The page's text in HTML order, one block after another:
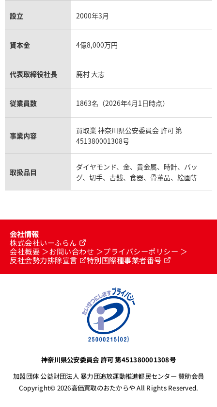
設立 2000年3月
資本金 4億8,000万円
代表取締役社長 鹿村 大志
従業員数 1863名（2026年4月1日時点）
事業内容
買取業 神奈川県公安委員会 許可 第
451380001308号
取扱品目
ダイヤモンド、金、貴金属、時計、バッ
グ、切手、古銭、食器、骨董品、絵画等
会社情報
株式会社いーふらん
会社概要
お問い合わせ
プライバシーポリシー
反社会勢力排除宣言
特別国際種事業者番号
神奈川県公安委員会 許可 第451380001308号
加盟団体 公益財団法人 暴力団追放運動推進都民センター 賛助会員
Copyright© 2026高価買取のおたからや All Rights Reserved.